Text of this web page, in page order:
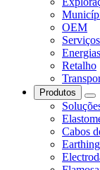
OEM
Retalho
Produtos
Cabos